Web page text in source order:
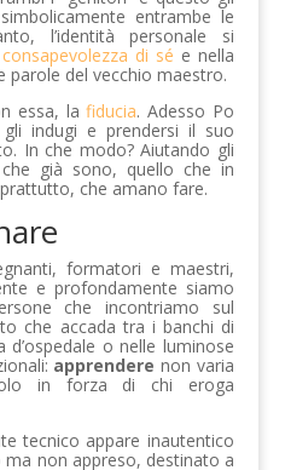
entrambe le
l’identità personale si
consapevolezza di sé e nella
parole del vecchio maestro.
essa, lafiducia. Adesso Po
indugi e prendersi il suo
In che modo? Aiutando gli
già sono, quello che in
che amano fare.
formatori e maestri,
e profondamente siamo
che incontriamo sul
che accada tra i banchi di
o nelle luminose
apprendere non varia
in forza di chi eroga
tecnico appare inautentico
non appreso, destinato a